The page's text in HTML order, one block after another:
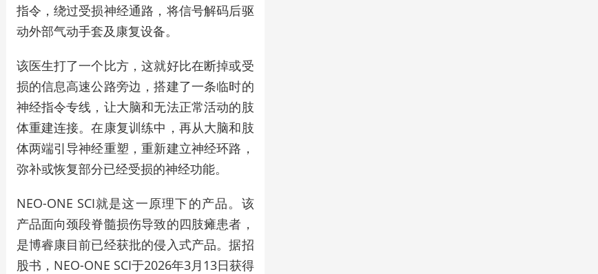
指令，绕过受损神经通路，将信号解码后驱
动外部气动手套及康复设备。
该医生打了一个比方，这就好比在断掉或受
损的信息高速公路旁边，搭建了一条临时的
神经指令专线，让大脑和无法正常活动的肢
体重建连接。在康复训练中，再从大脑和肢
体两端引导神经重塑，重新建立神经环路，
弥补或恢复部分已经受损的神经功能。
NEO-ONE SCI就是这一原理下的产品。该
产品面向颈段脊髓损伤导致的四肢瘫患者，
是博睿康目前已经获批的侵入式产品。据招
股书，NEO-ONE SCI于2026年3月13日获得